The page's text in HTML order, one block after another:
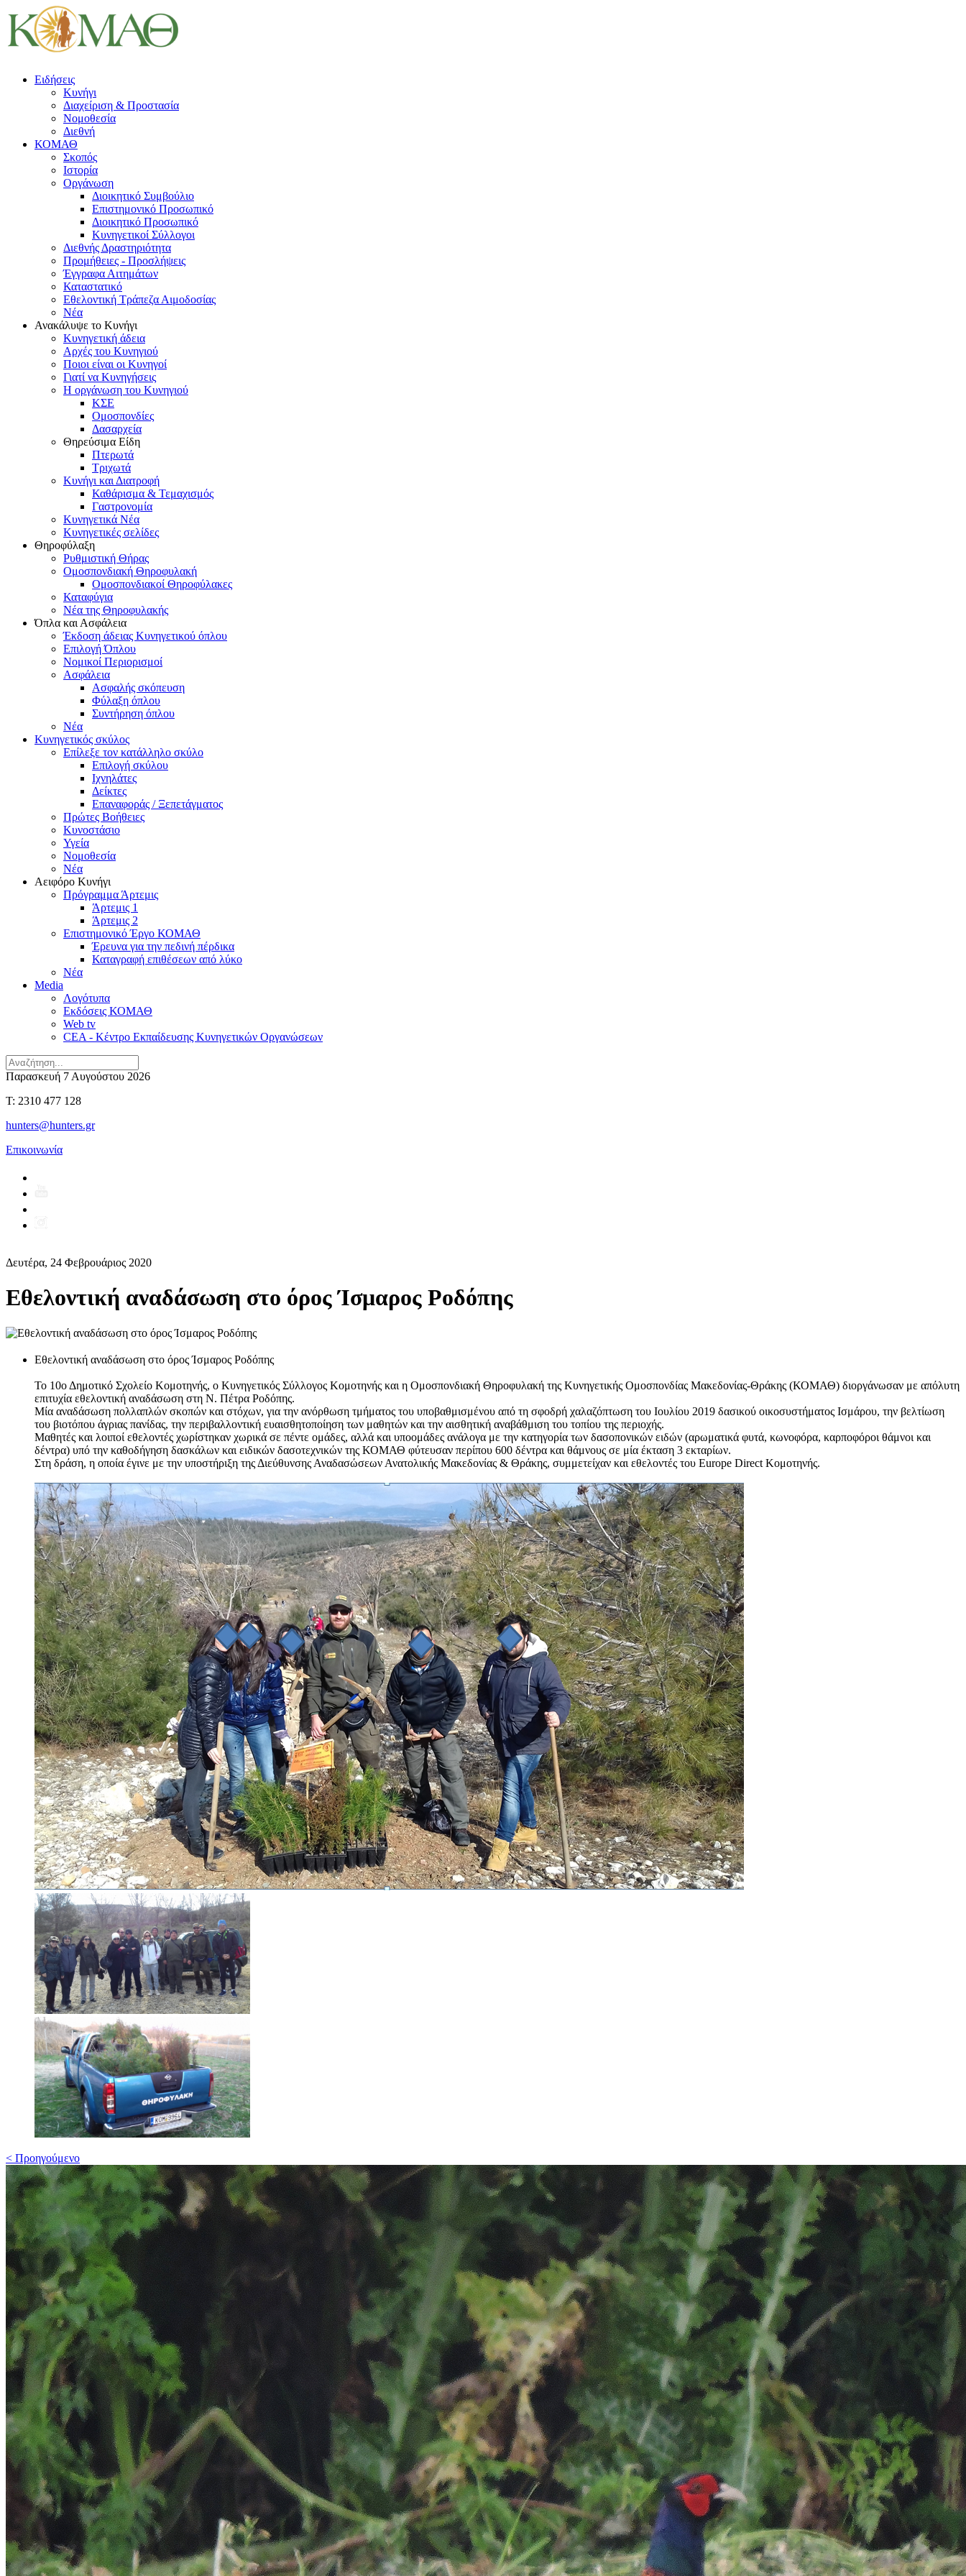
Ειδήσεις
Κυνήγι
Διαχείριση & Προστασία
Νομοθεσία
Διεθνή
ΚΟΜΑΘ
Σκοπός
Ιστορία
Οργάνωση
Διοικητικό Συμβούλιο
Επιστημονικό Προσωπικό
Διοικητικό Προσωπικό
Κυνηγετικοί Σύλλογοι
Διεθνής Δραστηριότητα
Προμήθειες - Προσλήψεις
Έγγραφα Αιτημάτων
Καταστατικό
Εθελοντική Τράπεζα Αιμοδοσίας
Νέα
Ανακάλυψε το Κυνήγι
Κυνηγετική άδεια
Αρχές του Κυνηγιού
Ποιοι είναι οι Κυνηγοί
Γιατί να Κυνηγήσεις
Η οργάνωση του Κυνηγιού
ΚΣΕ
Ομοσπονδίες
Δασαρχεία
Θηρεύσιμα Είδη
Πτερωτά
Τριχωτά
Κυνήγι και Διατροφή
Καθάρισμα & Τεμαχισμός
Γαστρονομία
Κυνηγετικά Νέα
Κυνηγετικές σελίδες
Θηροφύλαξη
Ρυθμιστική Θήρας
Ομοσπονδιακή Θηροφυλακή
Oμοσπονδιακοί Θηροφύλακες
Καταφύγια
Νέα της Θηροφυλακής
Όπλα και Ασφάλεια
Έκδοση άδειας Κυνηγετικού όπλου
Επιλογή Όπλου
Νομικοί Περιορισμοί
Ασφάλεια
Ασφαλής σκόπευση
Φύλαξη όπλου
Συντήρηση όπλου
Νέα
Κυνηγετικός σκύλος
Επίλεξε τον κατάλληλο σκύλο
Επιλογή σκύλου
Ιχνηλάτες
Δείκτες
Επαναφοράς / Ξεπετάγματος
Πρώτες Βοήθειες
Κυνοστάσιο
Υγεία
Νομοθεσία
Νέα
Αειφόρο Κυνήγι
Πρόγραμμα Άρτεμις
Άρτεμις 1
Άρτεμις 2
Επιστημονικό Έργο ΚΟΜΑΘ
Έρευνα για την πεδινή πέρδικα
Καταγραφή επιθέσεων από λύκο
Νέα
Media
Λογότυπα
Εκδόσεις ΚΟΜΑΘ
Web tv
CEA - Κέντρο Εκπαίδευσης Κυνηγετικών Οργανώσεων
Παρασκευή 7 Αυγούστου 2026
T: 2310 477 128
hunters@hunters.gr
Επικοινωνία
Δευτέρα, 24 Φεβρουάριος 2020
Εθελοντική αναδάσωση στο όρος Ίσμαρος Ροδόπης
Εθελοντική αναδάσωση στο όρος Ίσμαρος Ροδόπης
Το 10ο Δημοτικό Σχολείο Κομοτηνής, ο Κυνηγετικός Σύλλογος Κομοτηνής και η Ομοσπονδιακή Θηροφυλακή της Κυνηγετικής Ομοσπονδίας Μακεδονίας-Θράκης (ΚΟΜΑΘ) διοργάνωσαν με απόλυτη
επιτυχία εθελοντική αναδάσωση στη Ν. Πέτρα Ροδόπης.
Μία αναδάσωση πολλαπλών σκοπών και στόχων, για την ανόρθωση τμήματος του υποβαθμισμένου από τη σφοδρή χαλαζόπτωση του Ιουλίου 2019 δασικού οικοσυστήματος Ισμάρου, την βελτίωση
του βιοτόπου άγριας πανίδας, την περιβαλλοντική ευαισθητοποίηση των μαθητών και την αισθητική αναβάθμιση του τοπίου της περιοχής.
Μαθητές και λοιποί εθελοντές χωρίστηκαν χωρικά σε πέντε ομάδες, αλλά και υποομάδες ανάλογα με την κατηγορία των δασοπονικών ειδών (αρωματικά φυτά, κωνοφόρα, καρποφόροι θάμνοι και
δέντρα) υπό την καθοδήγηση δασκάλων και ειδικών δασοτεχνικών της ΚΟΜΑΘ φύτευσαν περίπου 600 δέντρα και θάμνους σε μία έκταση 3 εκταρίων.
Στη δράση, η οποία έγινε με την υποστήριξη της Διεύθυνσης Αναδασώσεων Ανατολικής Μακεδονίας & Θράκης, συμμετείχαν και εθελοντές του Europe Direct Κομοτηνής.
< Προηγούμενο